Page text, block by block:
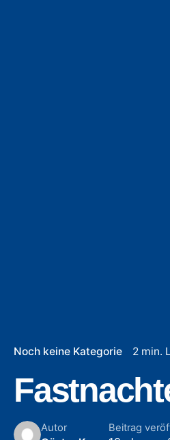
Noch keine Kategorie 2 min.
Autor Beitrag